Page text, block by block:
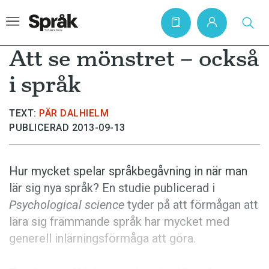
Hem
Artiklar
Skrivtips
Bokrecensioner
Kviss
Att se mönstret – också
i språk
TEXT: PÄR DALHIELM
PUBLICERAD 2013-09-13
Hur mycket spelar språkbegåv­ning in när man
lär sig nya språk? En studie publicerad i
Psychological science tyder på att förmågan att
lära sig främmande språk har mycket med
generell inlärningsförmåga att göra.